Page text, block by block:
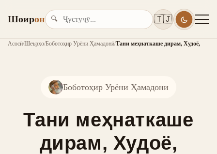
Шоирон 🔍 🇹🇯
Асосӣ/Шеърҳо/Боботоҳир Урёни Ҳамадонӣ/Тани меҳнаткаше дирам, Худоё,
Боботоҳир Урёни Ҳамадонӣ
Тани меҳнаткаше
дирам, Худоё,